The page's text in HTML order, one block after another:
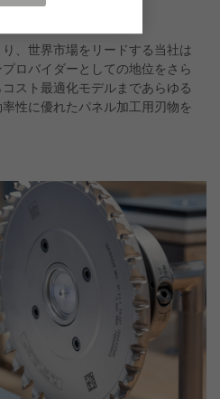
、世界市場をリードする当社は
ロバイダーとしての地位をさら
スト最適化モデルまであらゆる
性に優れたパネル加工用刃物を